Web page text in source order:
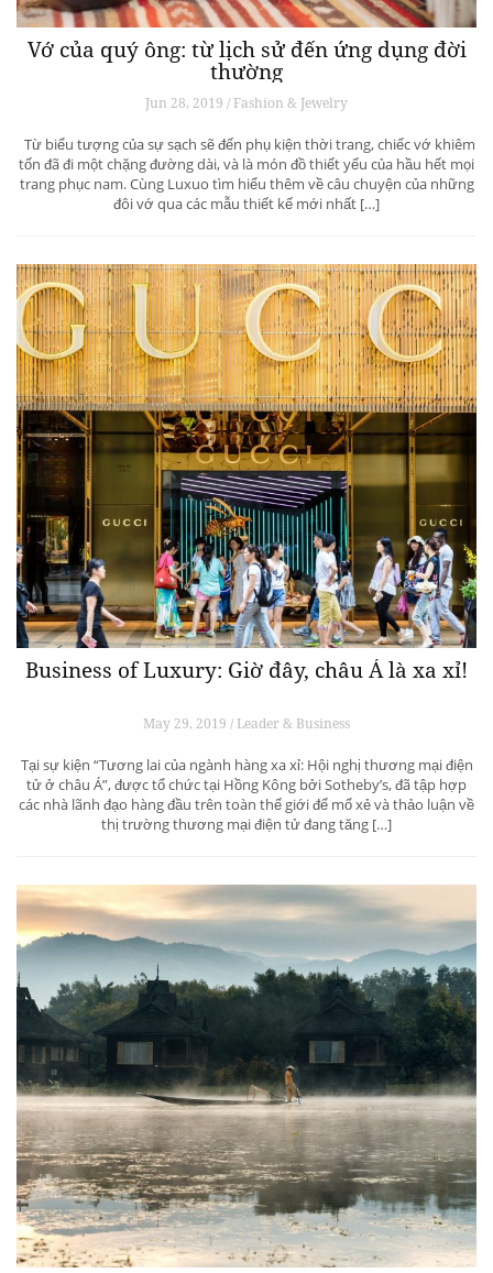
Vớ của quý ông: từ lịch sử đến ứng dụng đời
thường
Jun 28, 2019 / Fashion & Jewelry
Từ biểu tượng của sự sạch sẽ đến phụ kiện thời trang, chiếc vớ khiêm
tốn đã đi một chặng đường dài, và là món đồ thiết yếu của hầu hết mọi
trang phục nam. Cùng Luxuo tìm hiểu thêm về câu chuyện của những
đôi vớ qua các mẫu thiết kế mới nhất […]
Business of Luxury: Giờ đây, châu Á là xa xỉ!
May 29, 2019 / Leader & Business
Tại sự kiện “Tương lai của ngành hàng xa xỉ: Hội nghị thương mại điện
tử ở châu Á”, được tổ chức tại Hồng Kông bởi Sotheby’s, đã tập hợp
các nhà lãnh đạo hàng đầu trên toàn thế giới để mổ xẻ và thảo luận về
thị trường thương mại điện tử đang tăng […]